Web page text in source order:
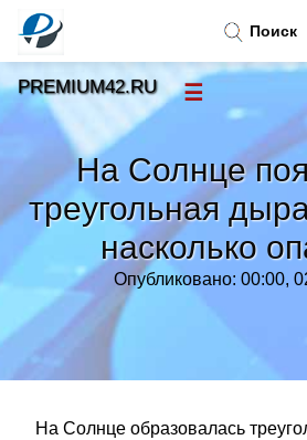
На Солнце
треугольная
насколько
Опубликовано: 00:00,
На Солнце образовалась
Поиск
PREMIUM42.RU ☰
Новости
Тренды новостей»
Рубрики »
Правила »
Контакт»